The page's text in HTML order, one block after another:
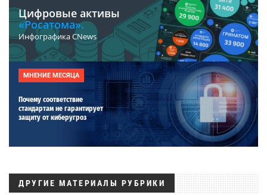
Цифровые активы
«Росатома».
Инфографика CNews
МНЕНИЕ МЕСЯЦА
Почему соответствие
стандартам не гарантирует
защиту от киберугроз
ДРУГИЕ МАТЕРИАЛЫ РУБРИКИ